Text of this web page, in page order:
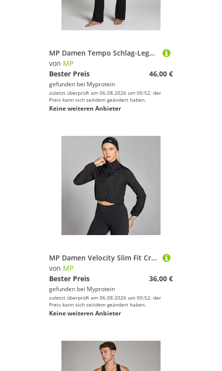
MP Damen Tempo Schlag-Leggings – Schwarz - XS
von MP
Bester Preis
46,00 €
gefunden bei Myprotein
zuletzt überprüft am 06.08.2026 um 00:52; der
Preis kann sich seitdem geändert haben.
Keine weiteren Anbieter
MP Damen Velocity Slim Fit Crop-Windbreaker für Damen – Schwarz - XXL
von MP
Bester Preis
36,00 €
gefunden bei Myprotein
zuletzt überprüft am 06.08.2026 um 00:52; der
Preis kann sich seitdem geändert haben.
Keine weiteren Anbieter